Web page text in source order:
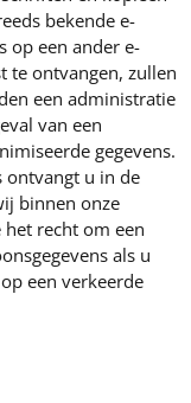
bekende e-
op een ander e-
te ontvangen, zullen
een administratie
van een
gegevens.
ontvangt u in de
binnen onze
recht om een
als u
een verkeerde